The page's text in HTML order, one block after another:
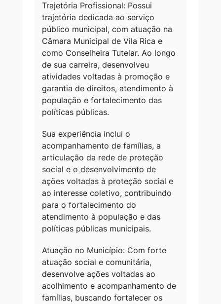
Trajetória Profissional: Possui
trajetória dedicada ao serviço
público municipal, com atuação na
Câmara Municipal de Vila Rica e
como Conselheira Tutelar. Ao longo
de sua carreira, desenvolveu
atividades voltadas à promoção e
garantia de direitos, atendimento à
população e fortalecimento das
políticas públicas.
Sua experiência inclui o
acompanhamento de famílias, a
articulação da rede de proteção
social e o desenvolvimento de
ações voltadas à proteção social e
ao interesse coletivo, contribuindo
para o fortalecimento do
atendimento à população e das
políticas públicas municipais.
Atuação no Município: Com forte
atuação social e comunitária,
desenvolve ações voltadas ao
acolhimento e acompanhamento de
famílias, buscando fortalecer os